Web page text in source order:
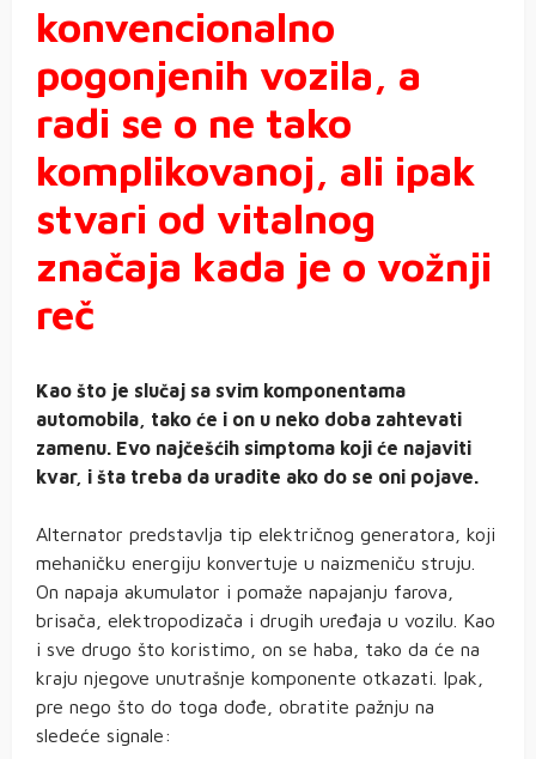
konvencionalno
pogonjenih vozila, a
radi se o ne tako
komplikovanoj, ali ipak
stvari od vitalnog
značaja kada je o vožnji
reč
Kao što je slučaj sa svim komponentama
automobila, tako će i on u neko doba zahtevati
zamenu. Evo najčešćih simptoma koji će najaviti
kvar, i šta treba da uradite ako do se oni pojave.
Alternator predstavlja tip električnog generatora, koji
mehaničku energiju konvertuje u naizmeniču struju.
On napaja akumulator i pomaže napajanju farova,
brisača, elektropodizača i drugih uređaja u vozilu. Kao
i sve drugo što koristimo, on se haba, tako da će na
kraju njegove unutrašnje komponente otkazati. Ipak,
pre nego što do toga dođe, obratite pažnju na
sledeće signale: